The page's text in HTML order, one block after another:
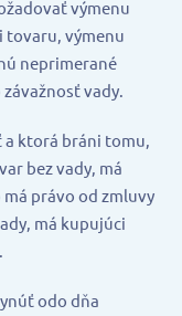
výmenu
tovaru, výmenu
neprimerané
vady.
ktorá bráni tomu,
bez vady, má
právo od zmluvy
má kupujúci
odo dňa